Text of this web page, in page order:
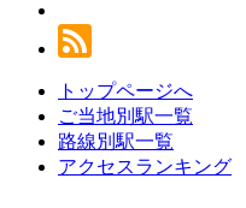
トップページへ
ご当地別駅一覧
路線別駅一覧
アクセスランキング